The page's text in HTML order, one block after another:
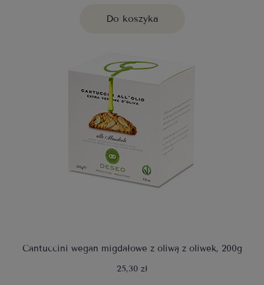
Do koszyka
Cantuccini wegan migdałowe z oliwą z oliwek, 200g
25,30 zł